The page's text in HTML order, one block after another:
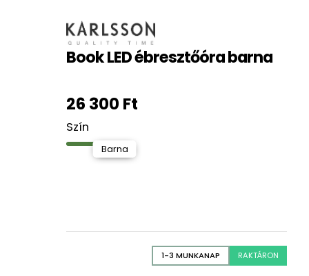
Book LED ébresztőóra barna
26 300 Ft
Szín
Barna
1-3 MUNKANAP RAKTÁRON